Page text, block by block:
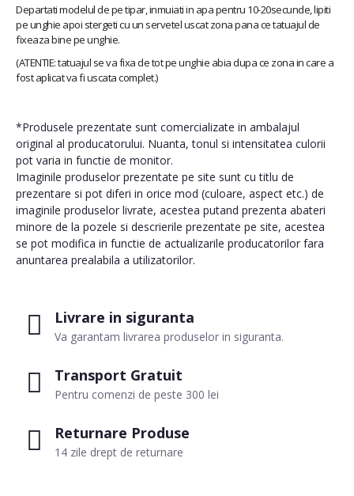
Livrare in siguranta
Va garantam livrarea produselor in siguranta.
Transport Gratuit
Pentru comenzi de peste 300 lei
Returnare Produse
14 zile drept de returnare
Departati modelul de pe tipar, inmuiati in apa pentru 10-20secunde, lipiti
pe unghie apoi stergeti cu un servetel uscat zona pana ce tatuajul de
fixeaza bine pe unghie.
(ATENTIE: tatuajul se va fixa de tot pe unghie abia dupa ce zona in care a
fost aplicat va fi uscata complet.)
*Produsele prezentate sunt comercializate in ambalajul
original al producatorului. Nuanta, tonul si intensitatea culorii
pot varia in functie de monitor.
Imaginile produselor prezentate pe site sunt cu titlu de
prezentare si pot diferi in orice mod (culoare, aspect etc.) de
imaginile produselor livrate, acestea putand prezenta abateri
minore de la pozele si descrierile prezentate pe site, acestea
se pot modifica in functie de actualizarile producatorilor fara
anuntarea prealabila a utilizatorilor.